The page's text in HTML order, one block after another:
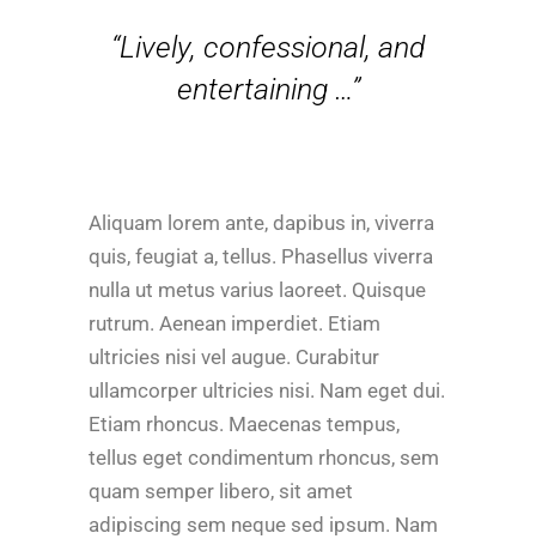
“Lively, confessional, and
entertaining …”
Aliquam lorem ante, dapibus in, viverra
quis, feugiat a, tellus. Phasellus viverra
nulla ut metus varius laoreet. Quisque
rutrum. Aenean imperdiet. Etiam
ultricies nisi vel augue. Curabitur
ullamcorper ultricies nisi. Nam eget dui.
Etiam rhoncus. Maecenas tempus,
tellus eget condimentum rhoncus, sem
quam semper libero, sit amet
adipiscing sem neque sed ipsum. Nam